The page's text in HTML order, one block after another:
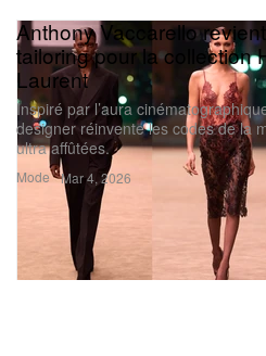
Mode
Anthony Vaccarello
tailoring pour la collection
Laurent
Inspiré par l’aura
designer réinvente les codes de la
ultra affûtées.
Mar 4, 2026